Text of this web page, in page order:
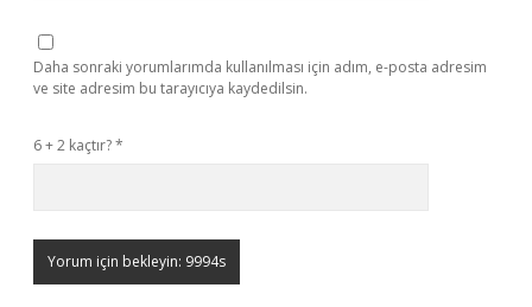
Daha sonraki yorumlarımda kullanılması için adım, e-posta adresim
ve site adresim bu tarayıcıya kaydedilsin.
6 + 2 kaçtır?*